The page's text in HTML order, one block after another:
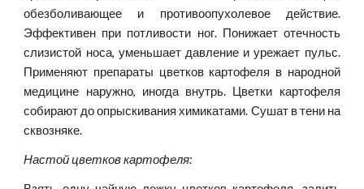
обезболивающее и противоопухолевое действие.
Эффективен при потливости ног. Понижает отечность
слизистой носа, уменьшает давление и урежает пульс.
Применяют препараты цветков картофеля в народной
медицине наружно, иногда внутрь. Цветки картофеля
собирают до опрыскивания химикатами. Сушат в тени на
сквозняке.
Настой цветков картофеля: